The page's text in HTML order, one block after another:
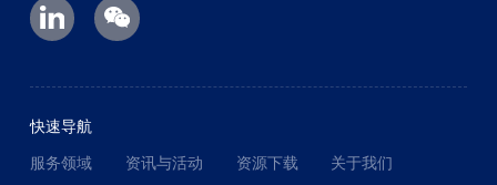
快速导航
服务领域
资讯与活动 资源下载 关于我们